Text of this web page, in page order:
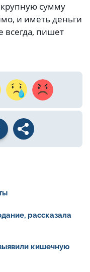
крупную сумму
и иметь деньги
всегда, пишет
рассказала
кишечную